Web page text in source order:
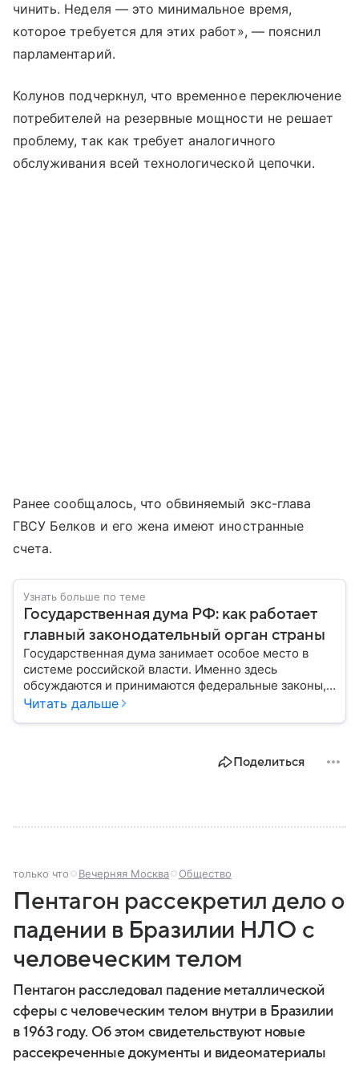
чинить. Неделя — это минимальное время,
которое требуется для этих работ», — пояснил
парламентарий.
Колунов подчеркнул, что временное переключение
потребителей на резервные мощности не решает
проблему, так как требует аналогичного
обслуживания всей технологической цепочки.
Ранее сообщалось, что обвиняемый экс-глава
ГВСУ Белков и его жена имеют иностранные
счета.
Узнать больше по теме
Государственная дума РФ: как работает
главный законодательный орган страны
Государственная дума занимает особое место в
системе российской власти. Именно здесь
обсуждаются и принимаются федеральные законы,
определяющие развитие государства, экономики и
Разбираемся, как устроена Госдума, какие
Читать дальше
Поделиться
только что Вечерняя Москва Общество
Пентагон рассекретил дело о
падении в Бразилии НЛО с
человеческим телом
Пентагон расследовал падение металлической
сферы с человеческим телом внутри в Бразилии
в 1963 году. Об этом свидетельствуют новые
рассекреченные документы и видеоматериалы